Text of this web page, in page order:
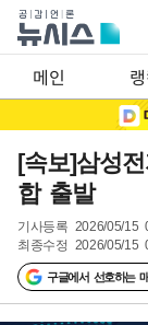
메인
[속보]삼성
합 출발
기사등록 2026/05/15
최종수정 2026/05/15
구글에서 선호하는